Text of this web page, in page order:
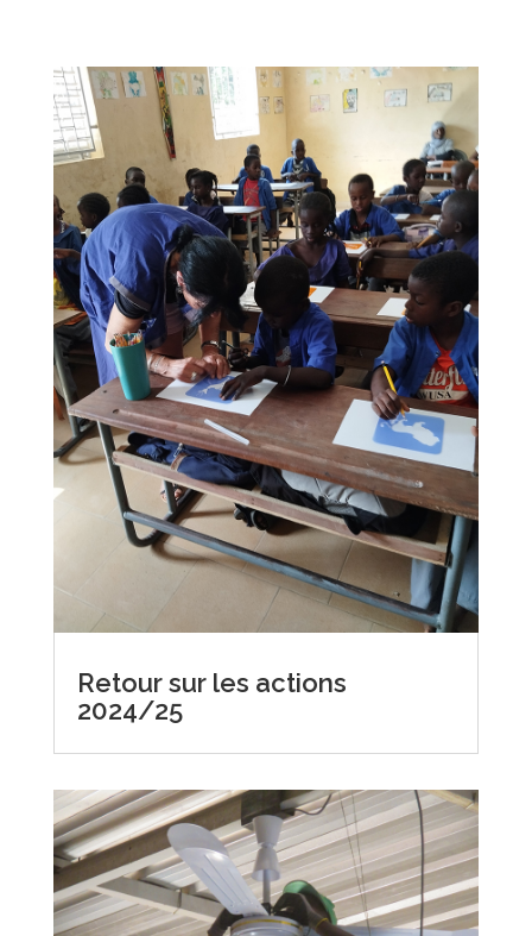
Retour sur les actions
2024/25